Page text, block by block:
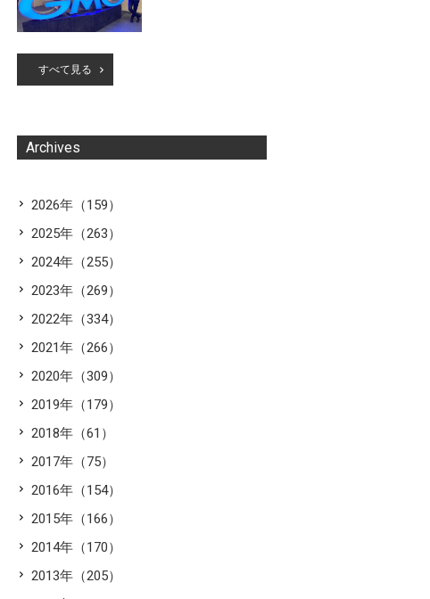
すべて見る
Archives
2026年（159）
2025年（263）
2024年（255）
2023年（269）
2022年（334）
2021年（266）
2020年（309）
2019年（179）
2018年（61）
2017年（75）
2016年（154）
2015年（166）
2014年（170）
2013年（205）